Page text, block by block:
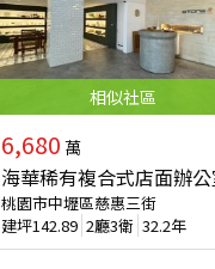
相似社區
6,680 萬
海華稀有複合式店面辦
桃園市中壢區慈惠三街
建坪142.89 2廳3衛 32.2年